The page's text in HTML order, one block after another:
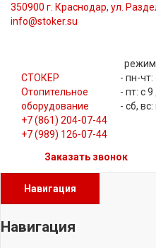
350900 г. Краснодар, ул.
info@stoker.su
СТОКЕР
Отопительное
оборудование
режим
- пн-чт:
- пт: с
- сб,
+7 (861) 204-07-44
+7 (989) 126-07-44
Заказать звонок
Навигация
Навигация